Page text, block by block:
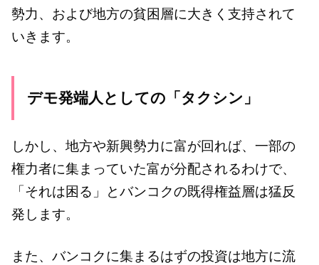
勢力、および地方の貧困層に大きく支持されて
いきます。
デモ発端人としての「タクシン」
しかし、地方や新興勢力に富が回れば、一部の
権力者に集まっていた富が分配されるわけで、
「それは困る」とバンコクの既得権益層は猛反
発します。
また、バンコクに集まるはずの投資は地方に流